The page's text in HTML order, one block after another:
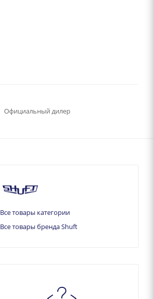
Официальный дилер
Все товары категории
Все товары бренда Shuft